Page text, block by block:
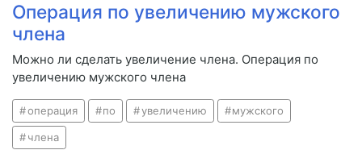
Операция по увеличению мужского
члена
Можно ли сделать увеличение члена. Операция по
увеличению мужского члена
операция по увеличению мужского
члена